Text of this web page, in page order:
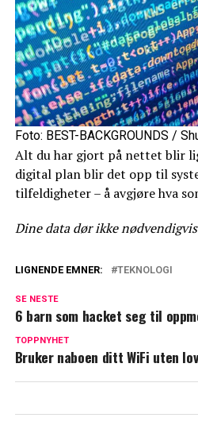
Foto: BEST-BACKGROUNDS /
Alt du har gjort på nettet blir
digital plan blir det opp til
tilfeldigheter – å avgjøre hva
Dine data dør ikke
LIGNENDE EMNER: TEKNOLOGI
SE NESTE
6 barn som hacket seg til
TOPPNYHET
Bruker naboen ditt WiFi uten